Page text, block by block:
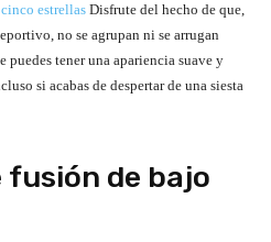
estrellas Disfrute del hecho de que,
no se agrupan ni se arrugan
tener una apariencia suave y
si acabas de despertar de una siesta
fusión de bajo